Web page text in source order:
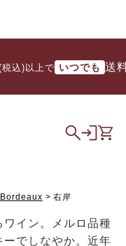
で いつでも 送料無料
右岸
ワイン。メルロ品種
でしなやか。近年